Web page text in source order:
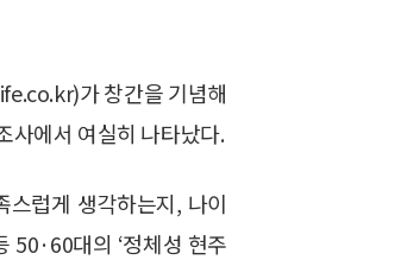
가 창간을 기념해
사에서 여실히 나타났다.
럽게 생각하는지, 나이
50·60대의 ‘정체성 현주